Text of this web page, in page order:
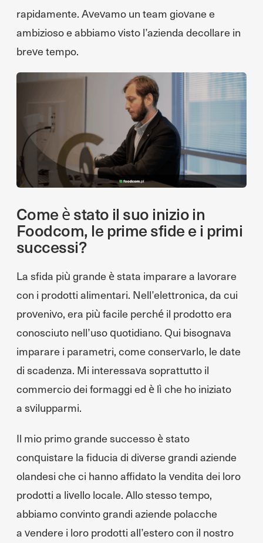
rapidamente. Avevamo un team giovane e
ambizioso e abbiamo visto l’azienda decollare in
breve tempo.
Come è stato il suo inizio in
Foodcom, le prime sfide e i primi
successi?
La sfida più grande è stata imparare a lavorare
con i prodotti alimentari. Nell’elettronica, da cui
provenivo, era più facile perché il prodotto era
conosciuto nell’uso quotidiano. Qui bisognava
imparare i parametri, come conservarlo, le date
di scadenza. Mi interessava soprattutto il
commercio dei formaggi ed è lì che ho iniziato
a svilupparmi.
Il mio primo grande successo è stato
conquistare la fiducia di diverse grandi aziende
olandesi che ci hanno affidato la vendita dei loro
prodotti a livello locale. Allo stesso tempo,
abbiamo convinto grandi aziende polacche
a vendere i loro prodotti all’estero con il nostro